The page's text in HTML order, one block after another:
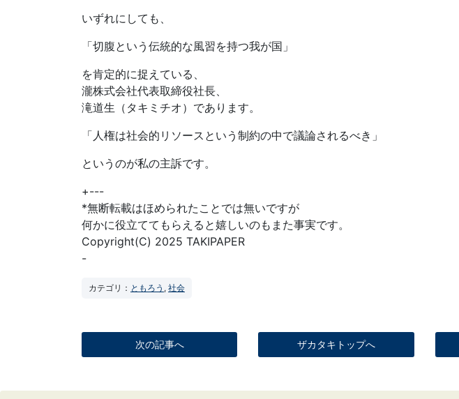
いずれにしても、
「切腹という伝統的な風習を持つ我が国」
を肯定的に捉えている、
瀧株式会社代表取締役社長、
滝道生（タキミチオ）であります。
「人権は社会的リソースという制約の中で議論されるべき」
というのが私の主訴です。
+---
*無断転載はほめられたことでは無いですが
何かに役立ててもらえると嬉しいのもまた事実です。
Copyright(C) 2025 TAKIPAPER
-
カテゴリ： ともろう , 社会
次の記事へ ザカタキトップへ